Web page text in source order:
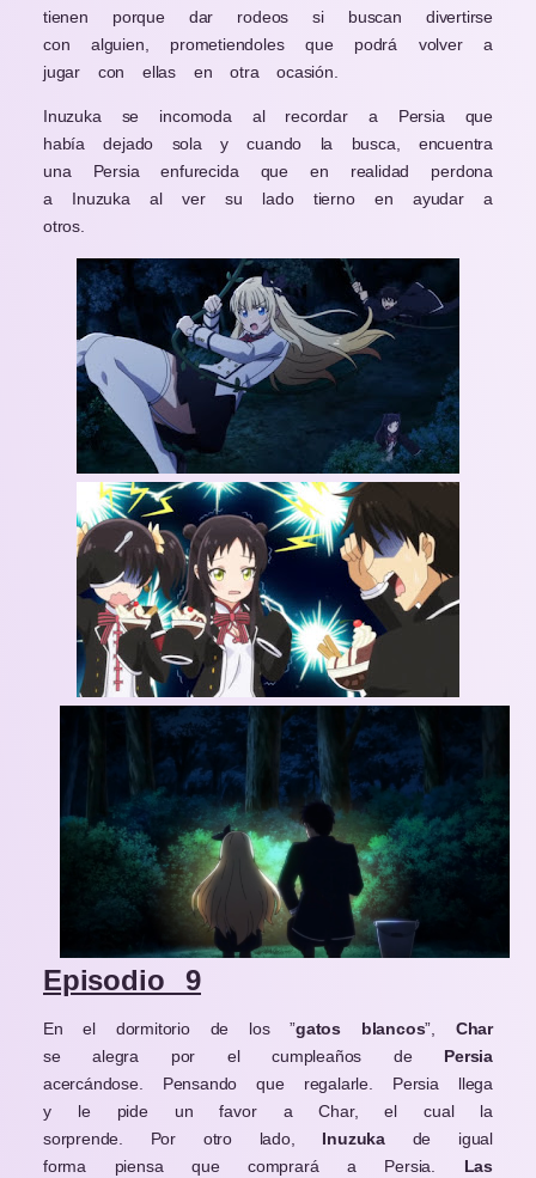
tienen porque dar rodeos si buscan divertirse
con alguien, prometiendoles que podrá volver a
jugar con ellas en otra ocasión.
Inuzuka se incomoda al recordar a Persia que
había dejado sola y cuando la busca, encuentra
una Persia enfurecida que en realidad perdona
a Inuzuka al ver su lado tierno en ayudar a
otros.
Episodio 9
En el dormitorio de los ”gatos blancos”, Char
se alegra por el cumpleaños de Persia
acercándose. Pensando que regalarle. Persia llega
y le pide un favor a Char, el cual la
sorprende. Por otro lado, Inuzuka de igual
forma piensa que comprará a Persia. Las